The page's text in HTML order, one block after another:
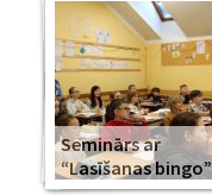
Seminārs ar
“Lasīšanas bingo”